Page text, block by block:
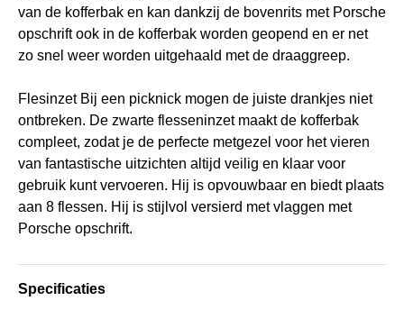
van de kofferbak en kan dankzij de bovenrits met Porsche
opschrift ook in de kofferbak worden geopend en er net
zo snel weer worden uitgehaald met de draaggreep.
Flesinzet Bij een picknick mogen de juiste drankjes niet
ontbreken. De zwarte flesseninzet maakt de kofferbak
compleet, zodat je de perfecte metgezel voor het vieren
van fantastische uitzichten altijd veilig en klaar voor
gebruik kunt vervoeren. Hij is opvouwbaar en biedt plaats
aan 8 flessen. Hij is stijlvol versierd met vlaggen met
Porsche opschrift.
Specificaties